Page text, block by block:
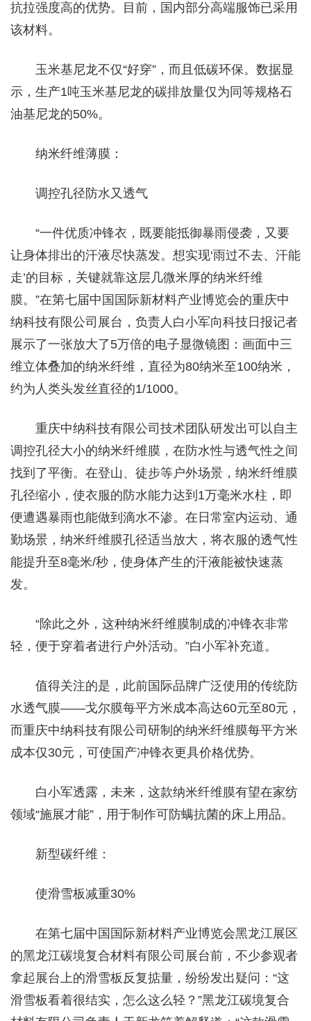
抗拉强度高的优势。目前，国内部分高端服饰已采用
该材料。
玉米基尼龙不仅“好穿”，而且低碳环保。数据显
示，生产1吨玉米基尼龙的碳排放量仅为同等规格石
油基尼龙的50%。
纳米纤维薄膜：
调控孔径防水又透气
“一件优质冲锋衣，既要能抵御暴雨侵袭，又要
让身体排出的汗液尽快蒸发。想实现‘雨过不去、汗能
走’的目标，关键就靠这层几微米厚的纳米纤维
膜。”在第七届中国国际新材料产业博览会的重庆中
纳科技有限公司展台，负责人白小军向科技日报记者
展示了一张放大了5万倍的电子显微镜图：画面中三
维立体叠加的纳米纤维，直径为80纳米至100纳米，
约为人类头发丝直径的1/1000。
重庆中纳科技有限公司技术团队研发出可以自主
调控孔径大小的纳米纤维膜，在防水性与透气性之间
找到了平衡。在登山、徒步等户外场景，纳米纤维膜
孔径缩小，使衣服的防水能力达到1万毫米水柱，即
便遭遇暴雨也能做到滴水不渗。在日常室内运动、通
勤场景，纳米纤维膜孔径适当放大，将衣服的透气性
能提升至8毫米/秒，使身体产生的汗液能被快速蒸
发。
“除此之外，这种纳米纤维膜制成的冲锋衣非常
轻，便于穿着者进行户外活动。”白小军补充道。
值得关注的是，此前国际品牌广泛使用的传统防
水透气膜——戈尔膜每平方米成本高达60元至80元，
而重庆中纳科技有限公司研制的纳米纤维膜每平方米
成本仅30元，可使国产冲锋衣更具价格优势。
白小军透露，未来，这款纳米纤维膜有望在家纺
领域“施展才能”，用于制作可防螨抗菌的床上用品。
新型碳纤维：
使滑雪板减重30%
在第七届中国国际新材料产业博览会黑龙江展区
的黑龙江碳境复合材料有限公司展台前，不少参观者
拿起展台上的滑雪板反复掂量，纷纷发出疑问：“这
滑雪板看着很结实，怎么这么轻？”黑龙江碳境复合